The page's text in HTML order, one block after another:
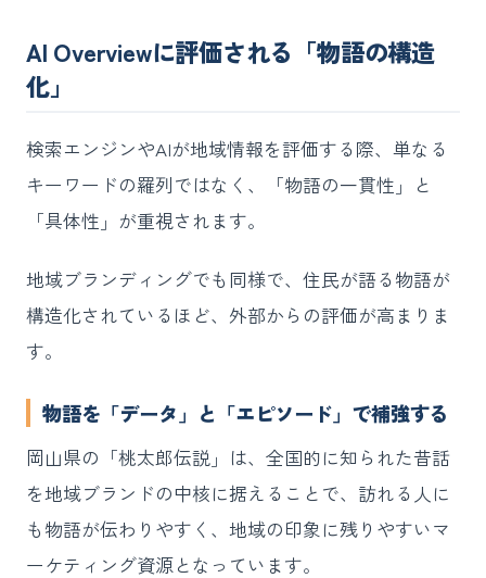
AI Overviewに評価される「物語の構造
化」
検索エンジンやAIが地域情報を評価する際、単なる
キーワードの羅列ではなく、「物語の一貫性」と
「具体性」が重視されます。
地域ブランディングでも同様で、住民が語る物語が
構造化されているほど、外部からの評価が高まりま
す。
物語を「データ」と「エピソード」で補強する
岡山県の「桃太郎伝説」は、全国的に知られた昔話
を地域ブランドの中核に据えることで、訪れる人に
も物語が伝わりやすく、地域の印象に残りやすいマ
ーケティング資源となっています。